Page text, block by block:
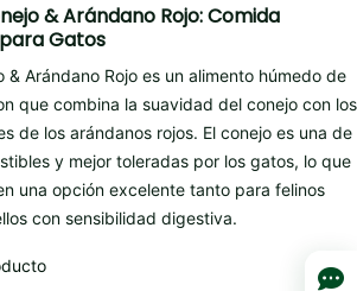
& Arándano Rojo: Comida
Gatos
& Arándano Rojo es un alimento húmedo de
que combina la suavidad del conejo con los
de los arándanos rojos. El conejo es una de
y mejor toleradas por los gatos, lo que
una opción excelente tanto para felinos
con sensibilidad digestiva.